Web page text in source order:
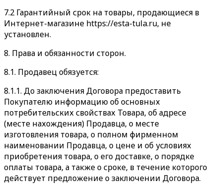
7.2 Гарантийный срок на товары, продающиеся в
Интернет-магазине https://esta-tula.ru, не
установлен.
8. Права и обязанности сторон.
8.1. Продавец обязуется:
8.1.1. До заключения Договора предоставить
Покупателю информацию об основных
потребительских свойствах Товара, об адресе
(месте нахождения) Продавца, о месте
изготовления товара, о полном фирменном
наименовании Продавца, о цене и об условиях
приобретения товара, о его доставке, о порядке
оплаты товара, а также о сроке, в течение которого
действует предложение о заключении Договора.